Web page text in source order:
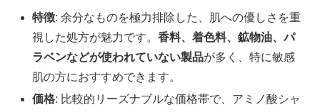
特徴: 余分なものを極力排除した、肌への優しさを重
視した処方が魅力です。香料、着色料、鉱物油、パ
ラベンなどが使われていない製品が多く、特に敏感
肌の方におすすめできます。
価格: 比較的リーズナブルな価格帯で、アミノ酸シャ